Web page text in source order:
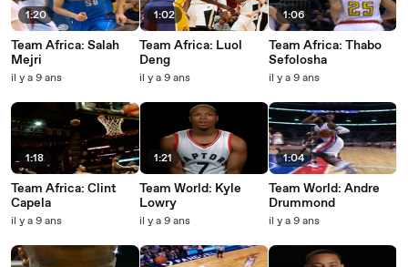
1:20
Team Africa: Salah
Mejri
il y a 9 ans
1:18
Team Africa: Clint
Capela
il y a 9 ans
1:02
Team Africa: Luol
Deng
il y a 9 ans
1:21
Team World: Kyle
Lowry
il y a 9 ans
1:06
Team Africa: Thabo
Sefolosha
il y a 9 ans
1:04
Team World: Andre
Drummond
il y a 9 ans